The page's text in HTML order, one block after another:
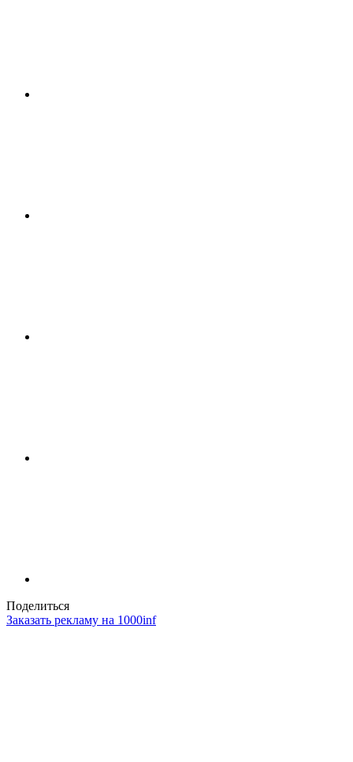
Поделиться
Заказать рекламу на 1000inf